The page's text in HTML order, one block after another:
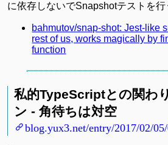
に依存しないでSnapshotテストを行
bahmutov/snap-shot: Jest-like
rest of us, works magically by
function
私的TypeScriptとの関わ
ン - 角待ちは対空
blog.yux3.net/entry/2017/02/